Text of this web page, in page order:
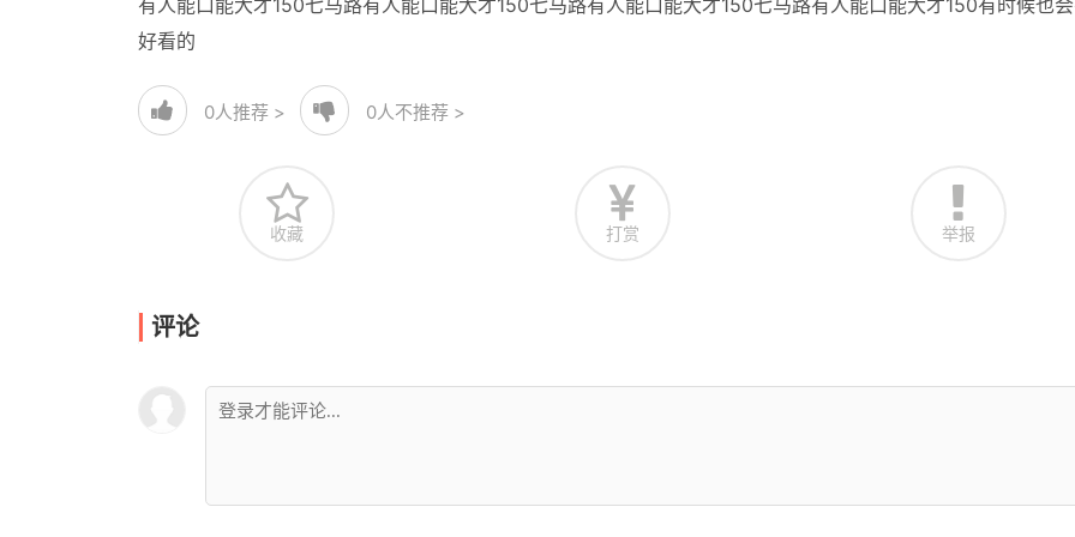
有人能口能大才150七马路有人能口能大才150七马路有人能口能大才150七马路有人能口能大才150有时候也
好看的
0人推荐 > 0人不推荐 >
收藏 打赏 举报
评论